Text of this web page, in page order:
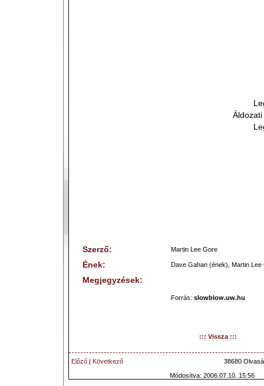
Szerző: Martin Lee Gore
Ének: Dave Gahan (ének), Martin
Megjegyzések:
Forrás: slowblow.uw.hu
::: Vissza :::
Előző | Következő
38680
Módosítva: 2006.07.10. 15:56